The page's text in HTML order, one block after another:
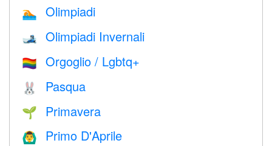
🏊 Olimpiadi
🎿 Olimpiadi Invernali
🏳️‍🌈 Orgoglio / Lgbtq+
🐰 Pasqua
🌱 Primavera
🙆‍♂️ Primo D'Aprile